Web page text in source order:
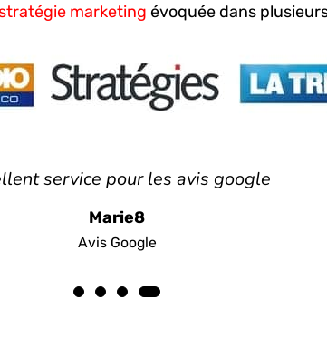
stratégie marketing évoquée dans
service pour les avis google
Marie8
Avis Google